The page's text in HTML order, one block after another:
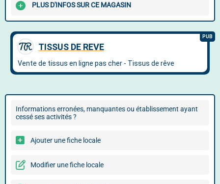
PLUS D'INFOS SUR CE MAGASIN
Informations erronées, manquantes ou établissement ayant
cessé ses activités ?
Ajouter une fiche locale
Modifier une fiche locale